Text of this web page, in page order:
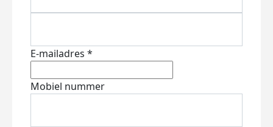
E-mailadres *
Mobiel nummer